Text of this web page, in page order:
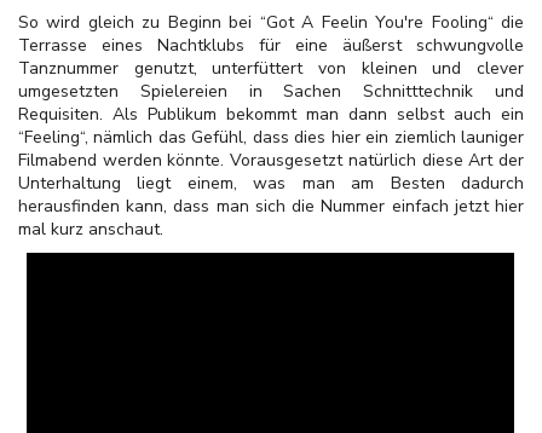
So wird gleich zu Beginn bei “Got A Feelin You're Fooling“ die
Terrasse eines Nachtklubs für eine äußerst schwungvolle
Tanznummer genutzt, unterfüttert von kleinen und clever
umgesetzten Spielereien in Sachen Schnitttechnik und
Requisiten. Als Publikum bekommt man dann selbst auch ein
“Feeling“, nämlich das Gefühl, dass dies hier ein ziemlich launiger
Filmabend werden könnte. Vorausgesetzt natürlich diese Art der
Unterhaltung liegt einem, was man am Besten dadurch
herausfinden kann, dass man sich die Nummer einfach jetzt hier
mal kurz anschaut.